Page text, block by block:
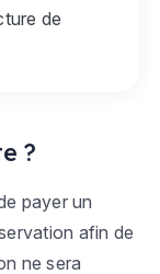
de
?
payer un
afin de
ne sera